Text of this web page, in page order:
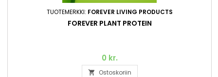
TUOTEMERKKI: FOREVER LIVING PRODUCTS
FOREVER PLANT PROTEIN
0 kr.
 Ostoskoriin